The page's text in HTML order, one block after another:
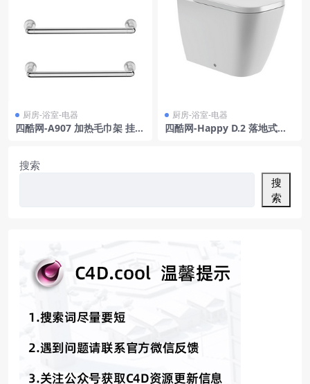
厨房-浴室-电器
四酷网-A907 加热毛巾架 挂架
厨房-浴室-电器
四酷网-Happy D.2 落地式马
搜索
搜
索